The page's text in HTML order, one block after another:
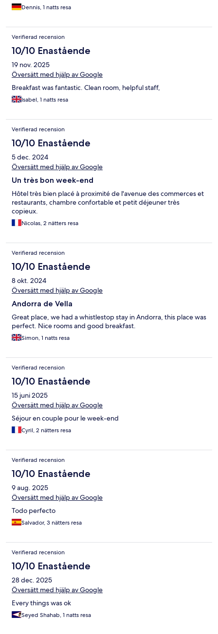
Dennis, 1 natts resa
Verifierad recension
10/10 Enastående
19 nov. 2025
Översätt med hjälp av Google
Breakfast was fantastic. Clean room, helpful staff,
Isabel, 1 natts resa
Verifierad recension
10/10 Enastående
5 dec. 2024
Översätt med hjälp av Google
Un très bon week-end
Hôtel très bien placé à proximité de l'avenue des commerces et
restaurants, chambre confortable et petit déjeuner très
copieux.
Nicolas, 2 nätters resa
Verifierad recension
10/10 Enastående
8 okt. 2024
Översätt med hjälp av Google
Andorra de Vella
Great place, we had a whistlestop stay in Andorra, this place was
perfect. Nice rooms and good breakfast.
Simon, 1 natts resa
Verifierad recension
10/10 Enastående
15 juni 2025
Översätt med hjälp av Google
Séjour en couple pour le week-end
Cyril, 2 nätters resa
Verifierad recension
10/10 Enastående
9 aug. 2025
Översätt med hjälp av Google
Todo perfecto
Salvador, 3 nätters resa
Verifierad recension
10/10 Enastående
28 dec. 2025
Översätt med hjälp av Google
Every things was ok
Seyed Shahab, 1 natts resa